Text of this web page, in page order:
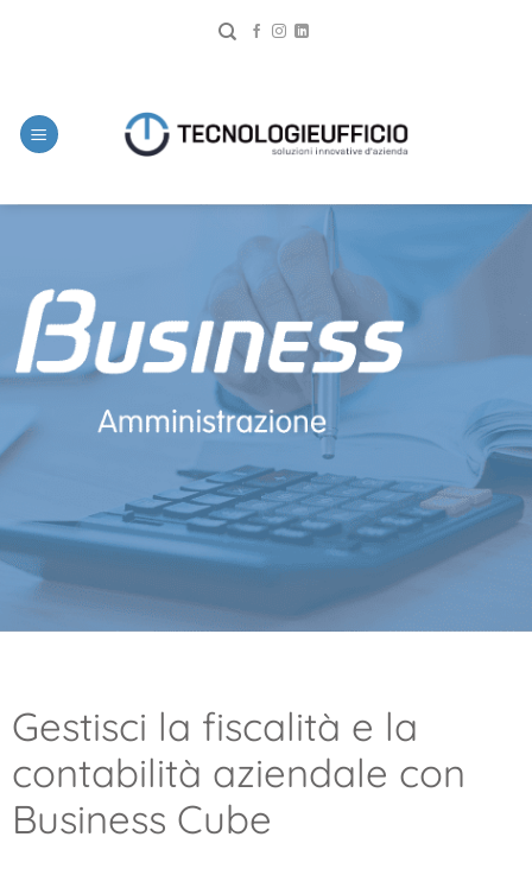
Gestisci la fiscalità e la
contabilità aziendale con
Business Cube